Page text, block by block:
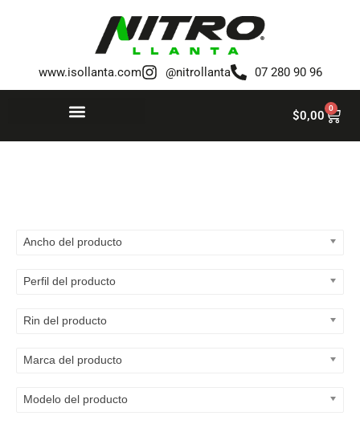
www.isollanta.com @nitrollanta 07 280 90 96
$0,00 0
Ancho del producto
Perfil del producto
Rin del producto
Marca del producto
Modelo del producto